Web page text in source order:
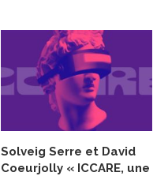
Solveig Serre et David
Coeurjolly « ICCARE, une